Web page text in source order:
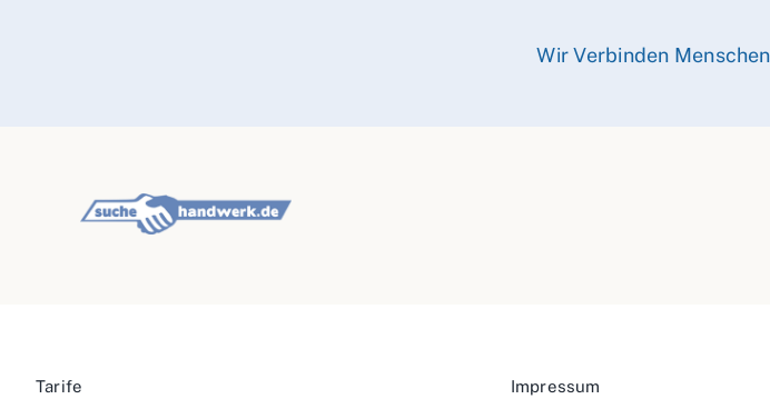
Wir Verbinden
Tarife Impressum